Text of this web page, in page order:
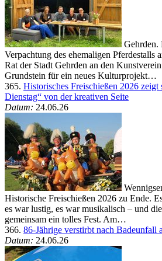
Gehrden.
Verpachtung des ehemaligen Pferdestalls
Rat der Stadt Gehrden an den
Grundstein für ein neues Kulturprojekt…
365. Historisches Freischießen 2026 zeigt
Dienstag“ von der kreativen Seite
Datum: 24.06.26
Historische Freischießen 2026 zu Ende.
es war lustig, es war musikalisch – und
gemeinsam ein tolles Fest. Am…
366. 86-Jährige verstirbt nach Badeunfall
Datum: 24.06.26